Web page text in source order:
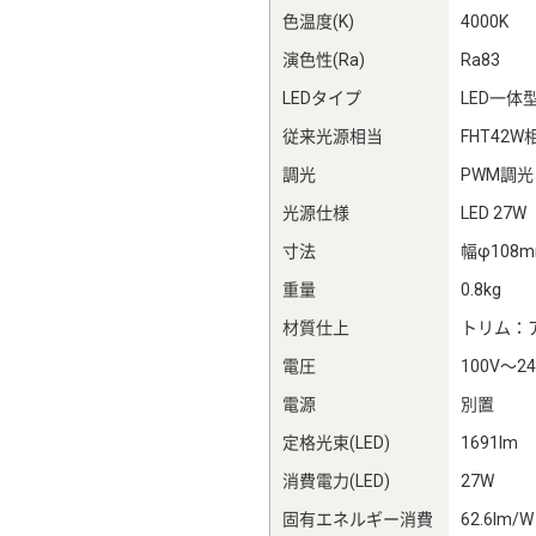
色温度(K)
4000K
演色性(Ra)
Ra83
LEDタイプ
LED一体
従来光源相当
FHT42W
調光
PWM調光
光源仕様
LED 27W
寸法
幅
重量
0.8kg
材質仕上
トリム
電圧
100V～
電源
別置
定格光束(LED)
1691lm
消費電力(LED)
27W
固有エネルギー消費
62.6lm/W